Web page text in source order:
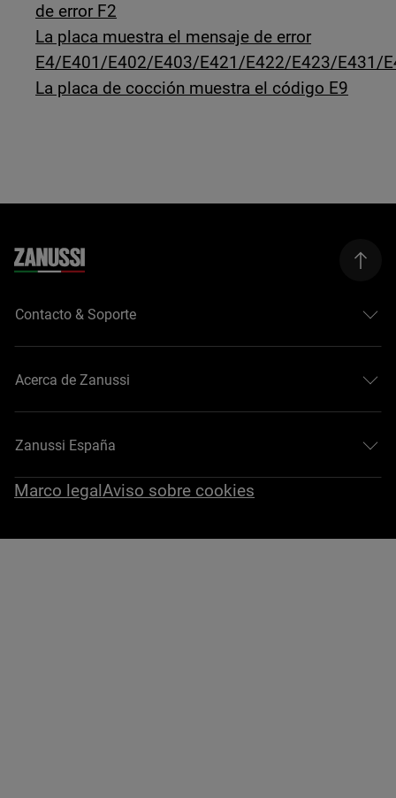
de error F2
La placa muestra el mensaje de error
E4/E401/E402/E403/E421/E422/E423/E431/
La placa de cocción muestra el código E9
Contacto & Soporte
Acerca de Zanussi
Zanussi España
Marco legalAviso sobre cookies